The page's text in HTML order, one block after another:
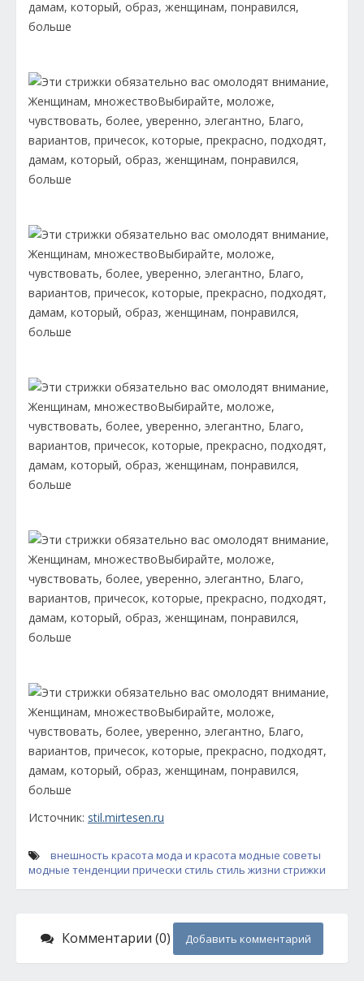
Источник: stil.mirtesen.ru
внешность красота мода и красота модные советы
модные тенденции прически стиль стиль жизни стрижки
Комментарии (0) Добавить комментарий